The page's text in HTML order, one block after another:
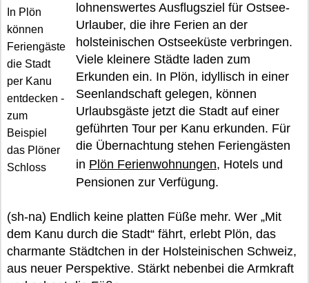
In Plön
können
Feriengäste
die Stadt
per Kanu
entdecken -
zum
Beispiel
das Plöner
Schloss
lohnenswertes Ausflugsziel für Ostsee-
Urlauber, die ihre Ferien an der
holsteinischen Ostseeküste verbringen.
Viele kleinere Städte laden zum
Erkunden ein. In Plön, idyllisch in einer
Seenlandschaft gelegen, können
Urlaubsgäste jetzt die Stadt auf einer
geführten Tour per Kanu erkunden. Für
die Übernachtung stehen Feriengästen
in Plön Ferienwohnungen, Hotels und
Pensionen zur Verfügung.
(sh-na) Endlich keine platten Füße mehr. Wer „Mit
dem Kanu durch die Stadt“ fährt, erlebt Plön, das
charmante Städtchen in der Holsteinischen Schweiz,
aus neuer Perspektive. Stärkt nebenbei die Armkraft